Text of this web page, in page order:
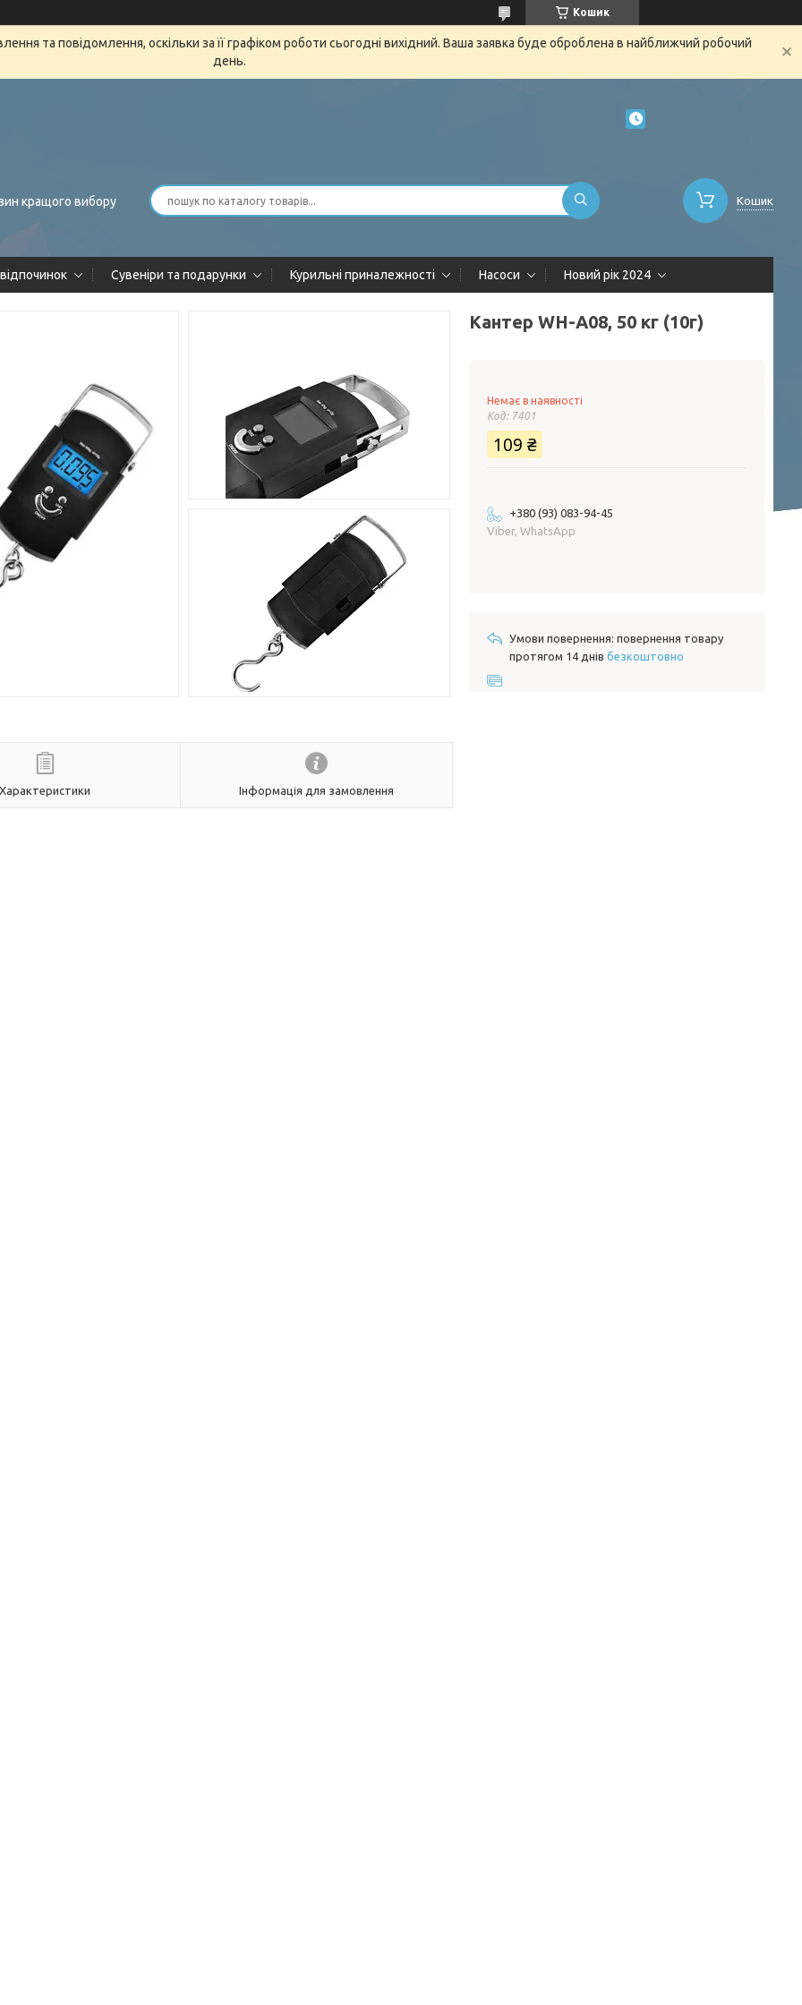
Кошик
та повідомлення, оскільки за її графіком роботи сьогодні вихідний. Ваша заявка буде оброблена в найближчий робочий
день.
кращого вибору Кошик
Сувеніри та подарунки Курильні приналежності Насоси Новий рік 2024
Характеристики Інформація для замовлення
Кантер WH-A08, 50 кг (10г)
Немає в наявності
Код: 7401
109 ₴
+380 (93) 083-94-45
Viber, WhatsApp
повернення товару
протягом 14 днів безкоштовно